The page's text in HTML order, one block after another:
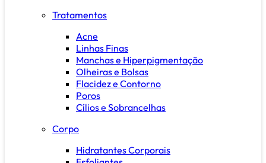
Tratamentos
Acne
Linhas Finas
Manchas e Hiperpigmentação
Olheiras e Bolsas
Flacidez e Contorno
Poros
Cílios e Sobrancelhas
Corpo
Hidratantes Corporais